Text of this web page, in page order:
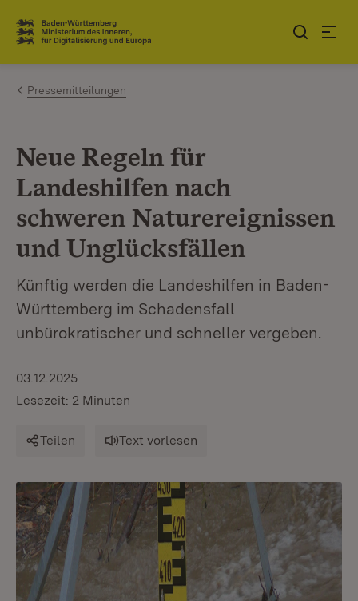
Zum Inhalt springen
Link zur Startseite
Pressemitteilungen
Neue Regeln für
Landeshilfen nach
schweren Naturereignissen
und Unglücksfällen
Künftig werden die Landeshilfen in Baden-
Württemberg im Schadensfall
unbürokratischer und schneller vergeben.
03.12.2025
Lesezeit: 2 Minuten
Teilen Text vorlesen